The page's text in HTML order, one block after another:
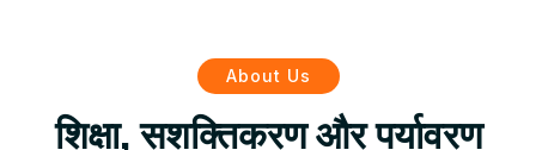
About Us
शिक्षा, सशक्तिकरण और पर्यावरण